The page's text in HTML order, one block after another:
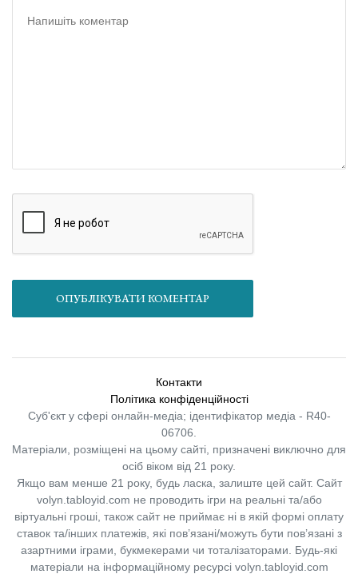
ОПУБЛІКУВАТИ КОМЕНТАР
Контакти
Політика конфіденційності
Суб'єкт у сфері онлайн-медіа; ідентифікатор медіа - R40-
06706.
Матеріали, розміщені на цьому сайті, призначені виключно для
осіб віком від 21 року.
Якщо вам менше 21 року, будь ласка, залиште цей сайт. Сайт
volyn.tabloyid.com не проводить ігри на реальні та/або
віртуальні гроші, також сайт не приймає ні в якій формі оплату
ставок та/інших платежів, які пов’язані/можуть бути пов’язані з
азартними іграми, букмекерами чи тоталізаторами. Будь-які
матеріали на інформаційному ресурсі volyn.tabloyid.com